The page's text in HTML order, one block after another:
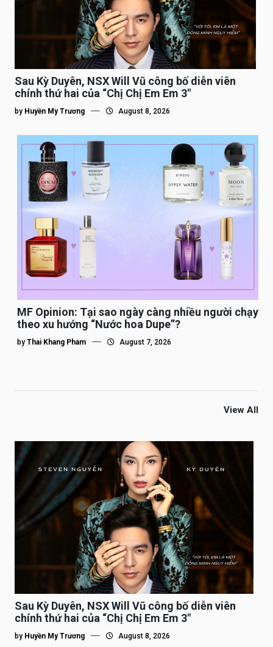
Sau Kỳ Duyên, NSX Will Vũ công bố diễn viên
chính thứ hai của “Chị Chị Em Em 3″
by Huyền My Trương August 8, 2026
MF Opinion: Tại sao ngày càng nhiều người chạy
theo xu hướng “Nước hoa Dupe”?
by Thai Khang Pham August 7, 2026
View All
Sau Kỳ Duyên, NSX Will Vũ công bố diễn viên
chính thứ hai của “Chị Chị Em Em 3″
by Huyền My Trương August 8, 2026